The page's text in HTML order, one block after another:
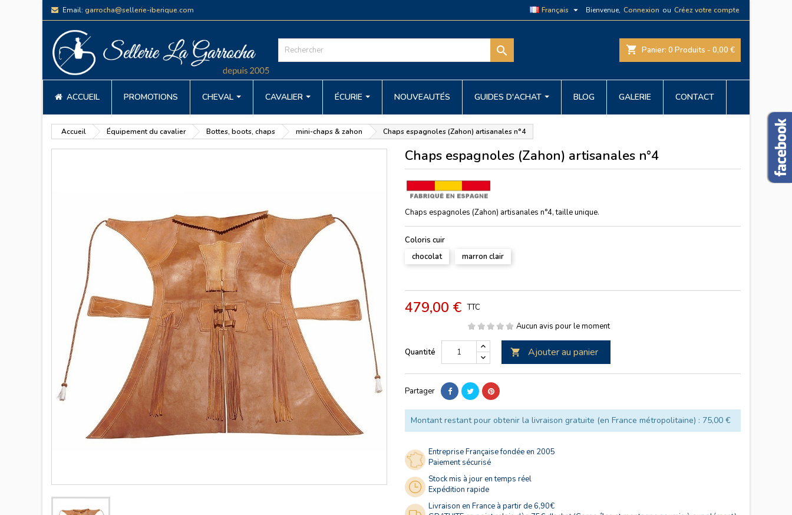
Email: garrocha@sellerie-iberique.com Bienvenue, Connexion ou Créez votre compte
Français 
shopping_cart Panier: 0 Produits - 0,00 €

ACCUEIL PROMOTIONS CHEVAL CAVALIER ÉCURIE NOUVEAUTÉS GUIDES D'ACHAT BLOG GALERIE CONTACT
Accueil Équipement du cavalier Bottes, boots, chaps mini-chaps & zahon Chaps espagnoles (Zahon) artisanales n°4
Chaps espagnoles (Zahon) artisanales n°4
Chaps espagnoles (Zahon) artisanales n°4, taille unique.
Coloris cuir
chocolat
marron clair
479,00 € TTC
Aucun avis pour le moment
Quantité  Ajouter au panier
Partager
Montant restant pour obtenir la livraison gratuite (en France métropolitaine) : 75,00 €
Entreprise Française fondée en 2005
Paiement sécurisé
Stock mis à jour en temps réel
Expédition rapide
Livraison en France à partir de 6,90€